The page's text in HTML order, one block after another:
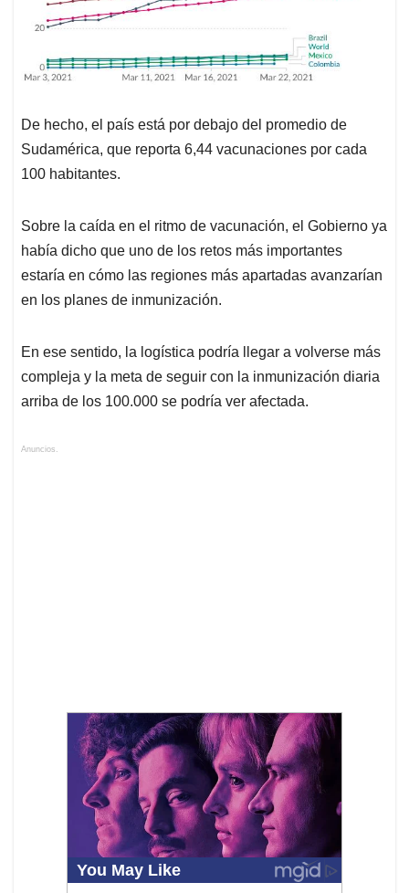
De hecho, el país está por debajo del promedio de
Sudamérica, que reporta 6,44 vacunaciones por cada
100 habitantes.
Sobre la caída en el ritmo de vacunación, el Gobierno ya
había dicho que uno de los retos más importantes
estaría en cómo las regiones más apartadas avanzarían
en los planes de inmunización.
En ese sentido, la logística podría llegar a volverse más
compleja y la meta de seguir con la inmunización diaria
arriba de los 100.000 se podría ver afectada.
Anuncios.